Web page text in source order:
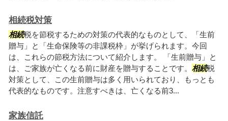
相続税対策
相続税を節税するための対策の代表的なものとして、「生前
贈与」と「生命保険等の非課税枠」が挙げられます。今回
は、これらの節税方法について紹介します。 「生前贈与」と
は、ご家族が亡くなる前に財産を贈与することです。 相続税
対策として、この生前贈与は多く用いられており、もっとも
代表的なものです。注意すべきは、亡くなる前3...
家族信託